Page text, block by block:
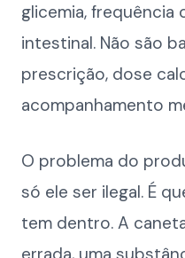
glicemia, frequência
intestinal. Não são
prescrição, dose
acompanhamento
O problema do
só ele ser ilegal. É
tem dentro. A